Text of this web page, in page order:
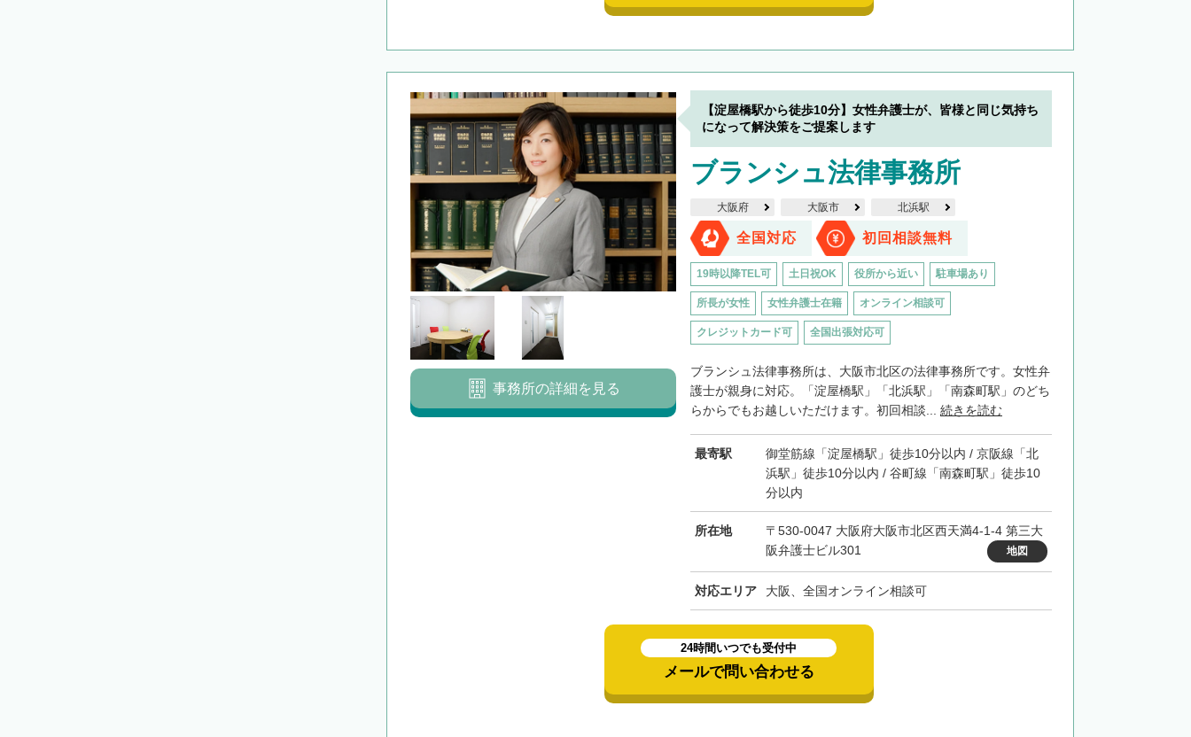
【淀屋橋駅から徒歩10分】女性弁護士が、皆様と同じ気持ち
になって解決策をご提案します
ブランシュ法律事務所
大阪府 大阪市 北浜駅
全国対応 初回相談無料
19時以降TEL可 土日祝OK 役所から近い 駐車場あり
所長が女性 女性弁護士在籍 オンライン相談可
クレジットカード可 全国出張対応可
ブランシュ法律事務所は、大阪市北区の法律事務所です。女性弁
護士が親身に対応。「淀屋橋駅」「北浜駅」「南森町駅」のどち
らからでもお越しいただけます。初回相談... 続きを読む
最寄駅
御堂筋線「淀屋橋駅」徒歩10分以内 / 京阪線「北
浜駅」徒歩10分以内 / 谷町線「南森町駅」徒歩10
分以内
所在地
〒530-0047 大阪府大阪市北区西天満4-1-4 第三大
阪弁護士ビル301
地図
対応エリア 大阪、全国オンライン相談可
事務所の詳細を見る
24時間いつでも受付中
メールで問い合わせる